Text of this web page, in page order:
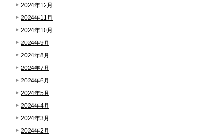
2024年12月
2024年11月
2024年10月
2024年9月
2024年8月
2024年7月
2024年6月
2024年5月
2024年4月
2024年3月
2024年2月